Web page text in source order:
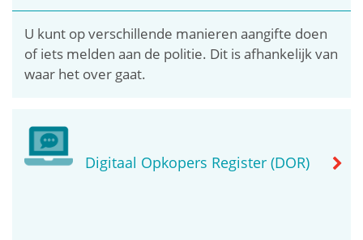
U kunt op verschillende manieren aangifte doen
of iets melden aan de politie. Dit is afhankelijk van
waar het over gaat.
Digitaal Opkopers Register (DOR)